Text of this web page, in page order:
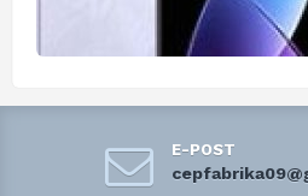
E-POST